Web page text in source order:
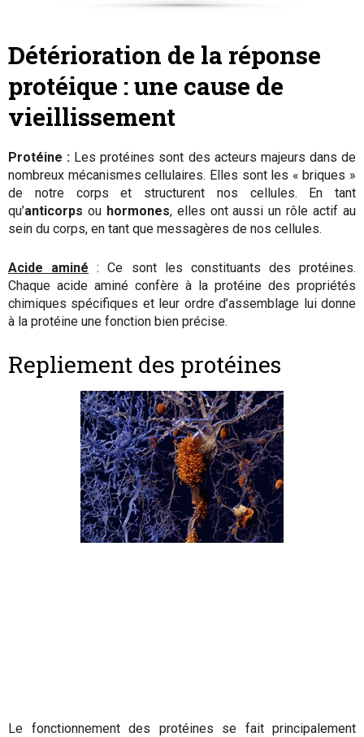
Détérioration de la réponse
protéique : une cause de
vieillissement
Protéine : Les protéines sont des acteurs majeurs dans de
nombreux mécanismes cellulaires. Elles sont les « briques »
de notre corps et structurent nos cellules. En tant
qu’anticorps ou hormones, elles ont aussi un rôle actif au
sein du corps, en tant que messagères de nos cellules.
Acide aminé : Ce sont les constituants des protéines.
Chaque acide aminé confère à la protéine des propriétés
chimiques spécifiques et leur ordre d’assemblage lui donne
à la protéine une fonction bien précise.
Repliement des protéines
Le fonctionnement des protéines se fait principalement